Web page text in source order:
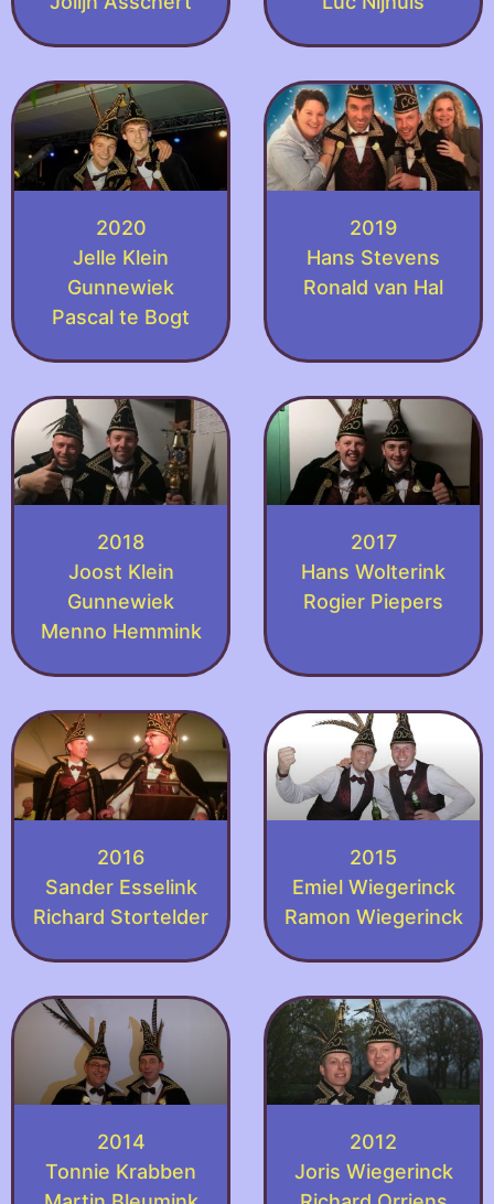
2020
Jelle Klein
Gunnewiek
Pascal te Bogt
2019
Hans Stevens
Ronald van Hal
2018
Joost Klein
Gunnewiek
Menno Hemmink
2017
Hans Wolterink
Rogier Piepers
2016
Sander Esselink
Richard Stortelder
2015
Emiel Wiegerinck
Ramon Wiegerinck
2014
Tonnie Krabben
2012
Joris Wiegerinck